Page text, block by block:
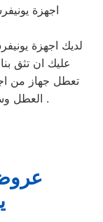
اجهزة
لديك اجهزة
عليك ان تثق
تعطل جهاز من
العطل وسوف نقوم بالرد عليك على مدار اليوم .